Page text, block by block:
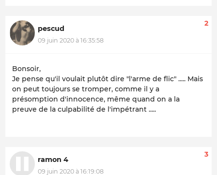
pescud
09 juin 2020 à 16:35:58
2
Bonsoir,
Je pense qu'il voulait plutôt dire "l'arme de flic" ..... Mais
on peut toujours se tromper, comme il y a
présomption d'innocence, même quand on a la
preuve de la culpabilité de l'impétrant .....
ramon 4
09 juin 2020 à 16:19:08
3